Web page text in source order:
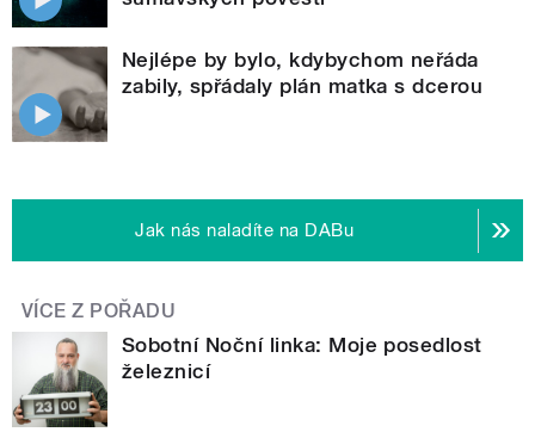
Nejlépe by bylo, kdybychom neřáda
zabily, spřádaly plán matka s dcerou
Jak nás naladíte na DABu
VÍCE Z POŘADU
Sobotní Noční linka: Moje posedlost
železnicí